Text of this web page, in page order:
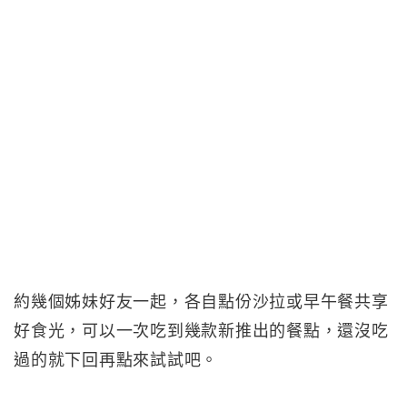
約幾個姊妹好友一起，各自點份沙拉或早午餐共享
好食光，可以一次吃到幾款新推出的餐點，還沒吃
過的就下回再點來試試吧。